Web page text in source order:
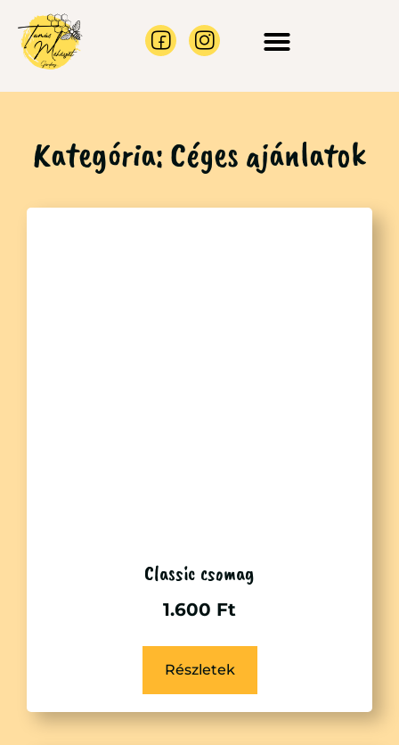
Kategória: Céges ajánlatok
Classic csomag
1.600 Ft
Részletek